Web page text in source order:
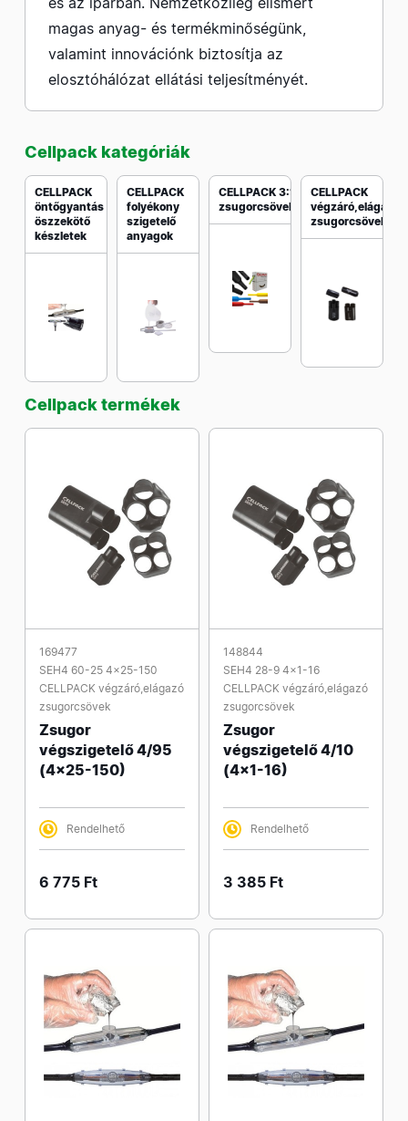
magas anyag- és termékminőségünk,
valamint innovációnk biztosítja az
elosztóhálózat ellátási teljesítményét.
Cellpack kategóriák
CELLPACK
öntőgyantás
öszzekötő
készletek
CELLPACK
folyékony
szigetelő
anyagok
CELLPACK 3:1
zsugorcsövek
CELLPACK
végzáró,elágazó
zsugorcsövek
Cellpack termékek
169477
SEH4 60-25 4x25-150
CELLPACK végzáró,elágazó
zsugorcsövek
Zsugor
végszigetelő 4/95
(4x25-150)
Rendelhető
6 775 Ft
148844
SEH4 28-9 4x1-16
CELLPACK végzáró,elágazó
zsugorcsövek
Zsugor
végszigetelő 4/10
(4x1-16)
Rendelhető
3 385 Ft